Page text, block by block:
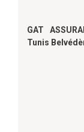
GAT
Tunis